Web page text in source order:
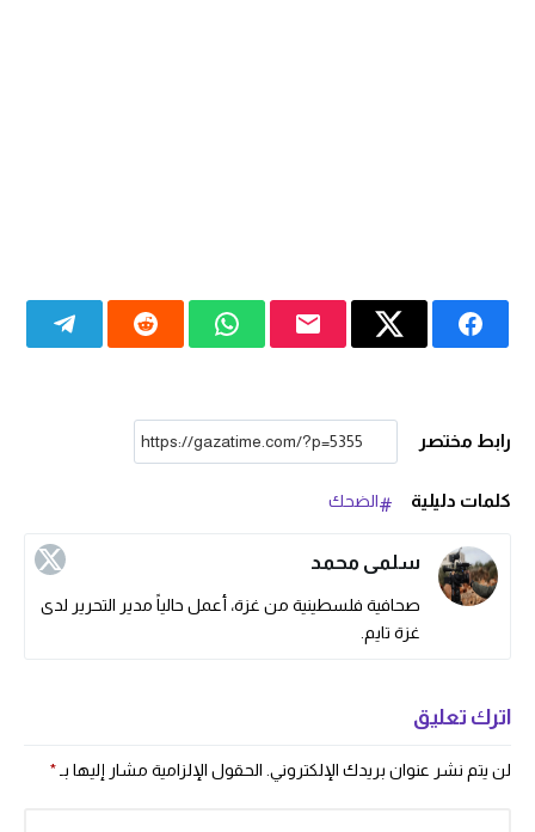
رابط مختصر
كلمات دليلية الضحك
سلمى محمد
صحافية فلسطينية من غزة، أعمل حالياً مدير التحرير لدى
غزة تايم.
اترك تعليق
لن يتم نشر عنوان بريدك الإلكتروني. الحقول الإلزامية مشار إليها بـ *